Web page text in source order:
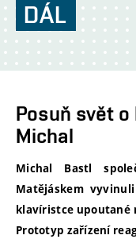
DÁL
Posuň svět o
Michal
Michal Bastl
Matějáskem
klavíristce upoutané
Prototyp zařízení